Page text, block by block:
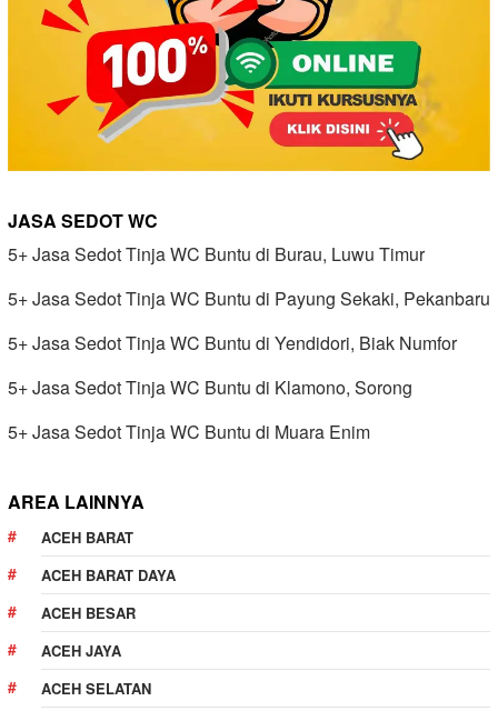
JASA SEDOT WC
5+ Jasa Sedot Tinja WC Buntu di Burau, Luwu Timur
5+ Jasa Sedot Tinja WC Buntu di Payung Sekaki, Pekanbaru
5+ Jasa Sedot Tinja WC Buntu di Yendidori, Biak Numfor
5+ Jasa Sedot Tinja WC Buntu di Klamono, Sorong
5+ Jasa Sedot Tinja WC Buntu di Muara Enim
AREA LAINNYA
ACEH BARAT
ACEH BARAT DAYA
ACEH BESAR
ACEH JAYA
ACEH SELATAN